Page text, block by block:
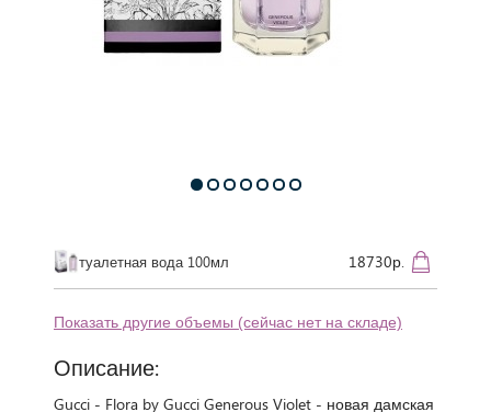
туалетная вода 100мл 18730р.
Показать другие объемы (сейчас нет на складе)
Описание:
Gucci - Flora by Gucci Generous Violet - новая дамская